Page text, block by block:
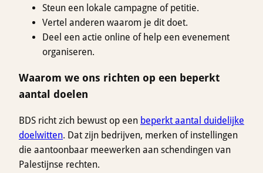
Steun een lokale campagne of petitie.
Vertel anderen waarom je dit doet.
Deel een actie online of help een evenement
organiseren.
Waarom we ons richten op een beperkt
aantal doelen
BDS richt zich bewust op een beperkt aantal duidelijke
doelwitten. Dat zijn bedrijven, merken of instellingen
die aantoonbaar meewerken aan schendingen van
Palestijnse rechten.